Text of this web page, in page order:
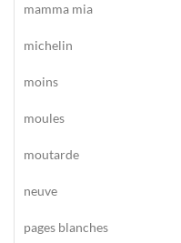
mamma mia
michelin
moins
moules
moutarde
neuve
pages blanches